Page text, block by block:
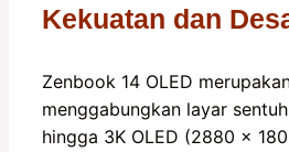
Kekuatan dan
Zenbook 14 OLED
menggabungkan layar
hingga 3K OLED (2880 x